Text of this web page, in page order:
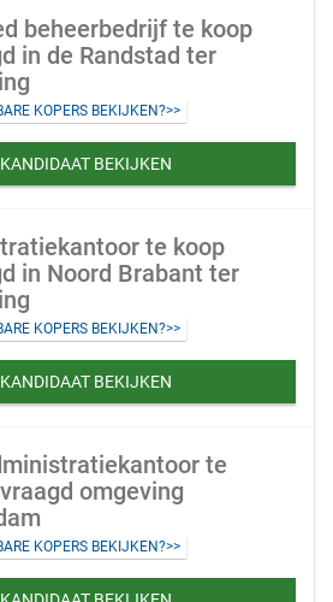
beheerbedrijf te koop
in de Randstad ter
KOPERS BEKIJKEN?>>
BEKIJKEN
te koop
in Noord Brabant ter
KOPERS BEKIJKEN?>>
BEKIJKEN
te
omgeving
KOPERS BEKIJKEN?>>